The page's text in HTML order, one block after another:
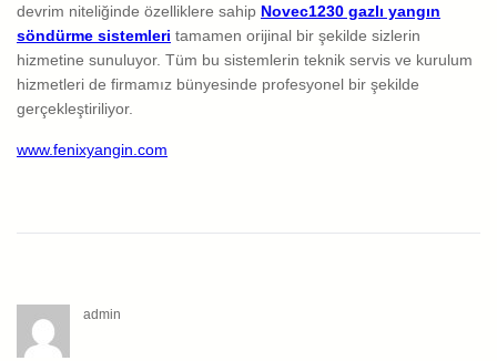
devrim niteliğinde özelliklere sahip Novec1230 gazlı yangın
söndürme sistemleri tamamen orijinal bir şekilde sizlerin
hizmetine sunuluyor. Tüm bu sistemlerin teknik servis ve kurulum
hizmetleri de firmamız bünyesinde profesyonel bir şekilde
gerçekleştiriliyor.
www.fenixyangin.com
admin